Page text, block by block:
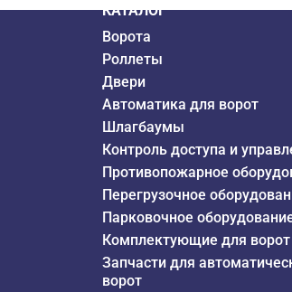
КАТАЛОГ
Ворота
Роллеты
Двери
Автоматика для ворот
Шлагбаумы
Контроль доступа и
Противопожарное
Перегрузочное
Парковочное
Комплектующие для ворот
Запчасти для
ворот